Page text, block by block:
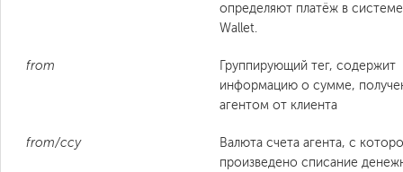
определяют платёж в
Wallet.
from
Группирующий тег, содержит
информацию о сумме,
агентом от клиента
from/ccy
Валюта счета агента, с
произведено списание